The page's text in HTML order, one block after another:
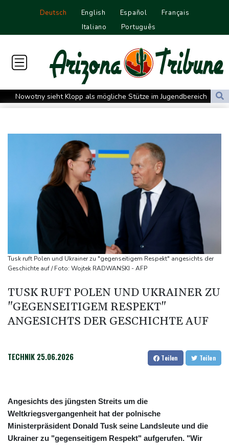
Deutsch English Español
Français
Italiano
Português
Nowotny sieht Klopp als mögliche Stütze im Jugendbereich
Bayer-Boss Carro: "Wir wollen Titel gewinnen"
Militärverwaltung: Mindestens drei Tote durch russische Angriffe
in Region Kiew
BUND kritisiert Lockerung von Sonntagsfahrverbot für Lkw - BDI
begrüßt es
Kolumbien: Neuer Präsident kündigt "unermüdlichen" Kampf
gegen Drogengewalt an
BUND kritisiert Lockerung von Sonn- und Feiertagsfahrverbot für
Lastwagen
Trump spricht nach Ballsaal-Urteil von "nationaler Schande"
Abholzung im Amazonas auf niedrigstem Stand seit einem
Frei: Über Beteiligung an AfD-Regierung entscheidet nicht CDU
in Sachsen-Anhalt
Tusk ruft Polen und Ukrainer zu "gegenseitigem Respekt" angesichts der
Geschichte auf / Foto: Wojtek RADWANSKI - AFP
TUSK RUFT POLEN UND UKRAINER ZU
"GEGENSEITIGEM RESPEKT"
ANGESICHTS DER GESCHICHTE AUF
TECHNIK 25.06.2026 Teilen Teilen
Angesichts des jüngsten Streits um die
Weltkriegsvergangenheit hat der polnische
Ministerpräsident Donald Tusk seine Landsleute und die
Ukrainer zu "gegenseitigem Respekt" aufgerufen. "Wir